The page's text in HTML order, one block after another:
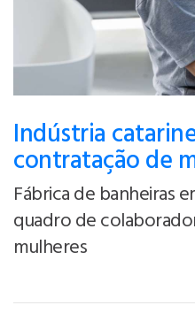
Indústria
contratação de
Fábrica de banheiras
quadro de
mulheres